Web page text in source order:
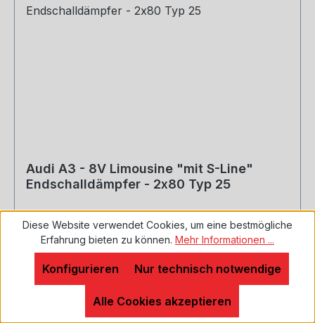
Audi A3 - 8V Limousine "mit S-Line"
Endschalldämpfer - 2x80 Typ 25
Inklusive Montagematerial - Unsere Endrohre
sind alle glänzend silber, sie sind per Hand auf
Hochglanz poliert Motorisierung: 1,2l TFSI
77/81kW 1,4l TFSI 90/92/103/110kW 1,6l TDI
81/85kW 2,0l TDI 81/105/110kW Baujahr: ab 2012
Diese Website verwendet Cookies, um eine bestmögliche
Erfahrung bieten zu können. Mehr Informationen ...
Nur technisch notwendige
Konfigurieren
Alle Cookies akzeptieren